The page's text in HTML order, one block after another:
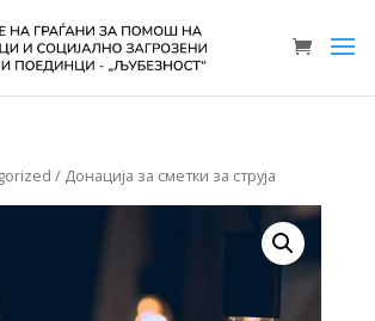
/ Донација за сметки за струја